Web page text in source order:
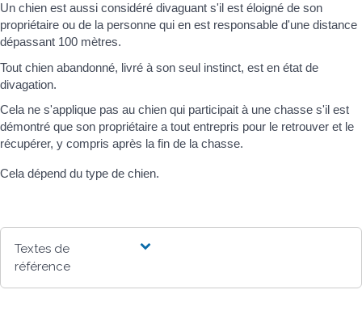
Un chien est aussi considéré divaguant s'il est éloigné de son
propriétaire ou de la personne qui en est responsable d'une distance
dépassant 100 mètres.
Tout chien abandonné, livré à son seul instinct, est en état de
divagation.
Cela ne s'applique pas au chien qui participait à une chasse s'il est
démontré que son propriétaire a tout entrepris pour le retrouver et le
récupérer, y compris après la fin de la chasse.
Cela dépend du type de chien.
Textes de
référence